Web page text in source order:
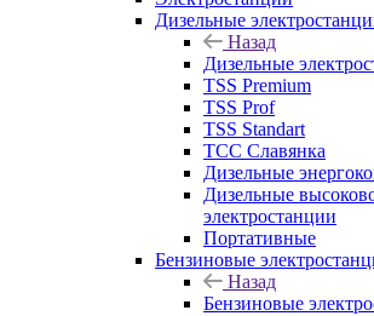
Дизельные
Назад
Дизельные
TSS Premium
TSS Prof
TSS Standart
ТСС Славянка
Дизельные
Дизельные
электростанции
Портативные
Бензиновые
Назад
Бензиновые